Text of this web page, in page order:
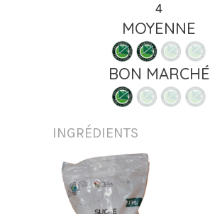
4
MOYENNE
BON MARCHÉ
INGRÉDIENTS